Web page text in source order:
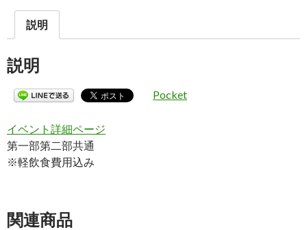
説明
説明
Pocket
イベント詳細ページ
第一部第二部共通
※軽飲食費用込み
関連商品